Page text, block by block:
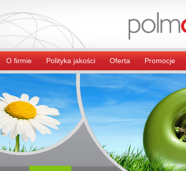
O firmie Polityka jakości Oferta Promocje